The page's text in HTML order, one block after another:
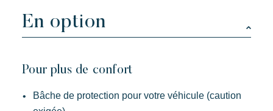
En option
Pour plus de confort
Bâche de protection pour votre véhicule (caution